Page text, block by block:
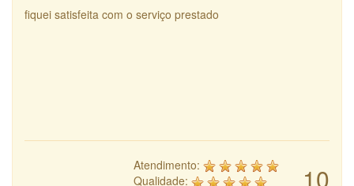
fiquei satisfeita com o serviço prestado
10
Atendimento:
Qualidade: